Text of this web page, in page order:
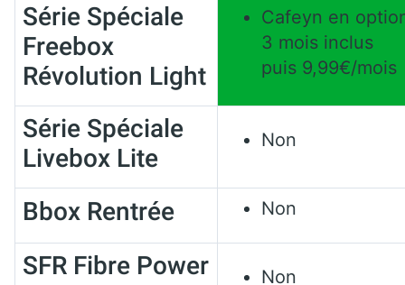
Série Spéciale
Freebox
Révolution Light
Cafeyn en
3 mois inclus
puis 9,99€/mois
Série Spéciale
Livebox Lite
Non
Bbox Rentrée Non
SFR Fibre Power
Non